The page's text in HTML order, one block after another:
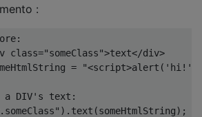
:
class="someClass">text</div>
=
DIV's text:
). text (someHtmlString);